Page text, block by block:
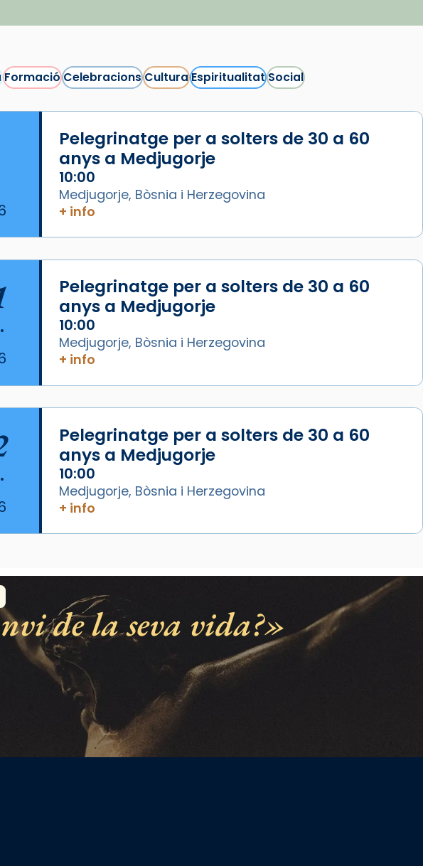
FormacióCelebracionsCulturaEspiritualitatSocial
Pelegrinatge per a solters de 30 a 60
anys a Medjugorje
10:00
Medjugorje, Bòsnia i Herzegovina
+ info
Pelegrinatge per a solters de 30 a 60
anys a Medjugorje
10:00
Medjugorje, Bòsnia i Herzegovina
+ info
Pelegrinatge per a solters de 30 a 60
anys a Medjugorje
10:00
Medjugorje, Bòsnia i Herzegovina
+ info
de la seva vida?